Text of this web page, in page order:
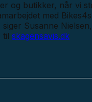
og butikker, når vi
med
Susanne
til skagensavis.dk